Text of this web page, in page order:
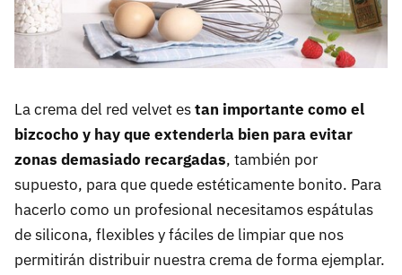
La crema del red velvet estan importante como el
bizcocho y hay que extenderla bien para evitar
zonas demasiado recargadas, también por
supuesto, para que quede estéticamente bonito. Para
hacerlo como un profesional necesitamos espátulas
de silicona, flexibles y fáciles de limpiar que nos
permitirán distribuir nuestra crema de forma ejemplar.